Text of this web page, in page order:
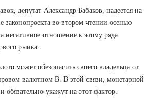
депутат Александр Бабаков, надеется на
законопроекта во втором чтении осенью
негативное отношение к этому ряда
рынка.
может обезопасить своего владельца от
валютном В. В этой связи, монетарной
обязательно укажут на этот фактор.